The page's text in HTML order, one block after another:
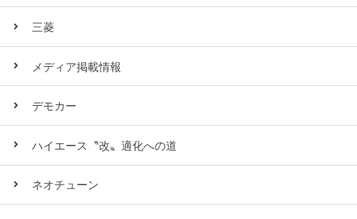
三菱
メディア掲載情報
デモカー
ハイエース〝改〟適化への道
ネオチューン